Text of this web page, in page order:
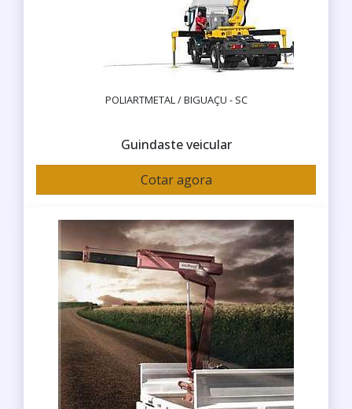
POLIARTMETAL / BIGUAÇU - SC
Guindaste veicular
Cotar agora